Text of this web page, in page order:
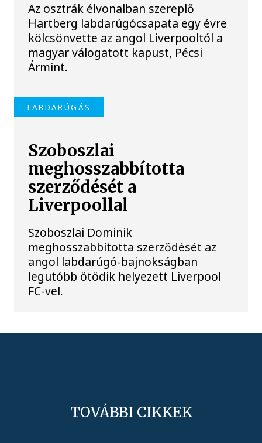
Az osztrák élvonalban szereplő
Hartberg labdarúgócsapata egy évre
kölcsönvette az angol Liverpooltól a
magyar válogatott kapust, Pécsi
Ármint.
LABDARÚGÁS
Szoboszlai
meghosszabbította
szerződését a
Liverpoollal
Szoboszlai Dominik
meghosszabbította szerződését az
angol labdarúgó-bajnokságban
legutóbb ötödik helyezett Liverpool
FC-vel.
TOVÁBBI CIKKEK